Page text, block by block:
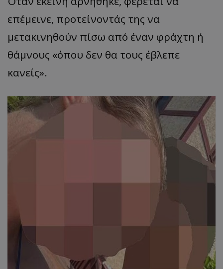
επέμεινε, προτείνοντάς της να
μετακινηθούν πίσω από έναν φράχτη ή
θάμνους «όπου δεν θα τους έβλεπε
κανείς».